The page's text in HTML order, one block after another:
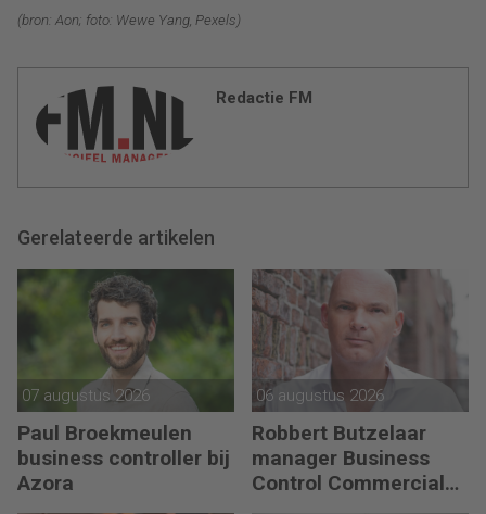
(bron: Aon; foto: Wewe Yang, Pexels)
Redactie FM
Gerelateerde artikelen
07 augustus 2026
Paul Broekmeulen
business controller bij
Azora
06 augustus 2026
Robbert Butzelaar
manager Business
Control Commercial
bij PLUS Retail